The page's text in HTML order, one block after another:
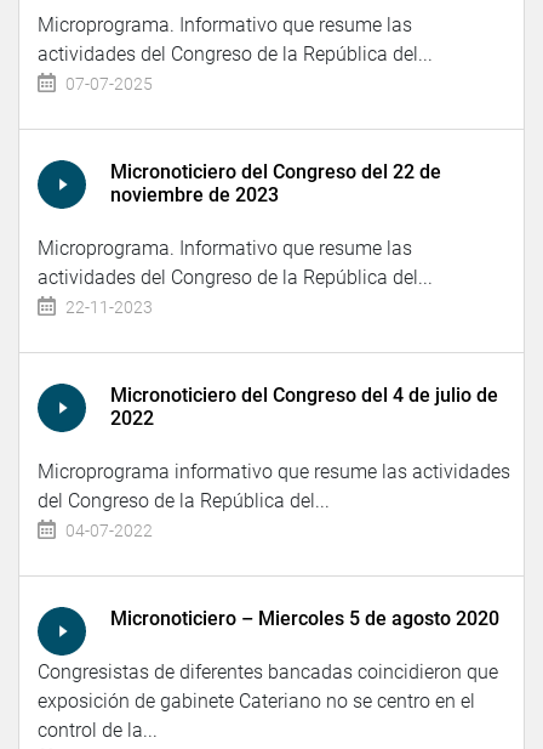
Microprograma. Informativo que resume las
actividades del Congreso de la República del...
07-07-2025
Micronoticiero del Congreso del 22 de
noviembre de 2023
Microprograma. Informativo que resume las
actividades del Congreso de la República del...
22-11-2023
Micronoticiero del Congreso del 4 de julio de
2022
Microprograma informativo que resume las actividades
del Congreso de la República del...
04-07-2022
Micronoticiero – Miercoles 5 de agosto 2020
Congresistas de diferentes bancadas coincidieron que
exposición de gabinete Cateriano no se centro en el
control de la...